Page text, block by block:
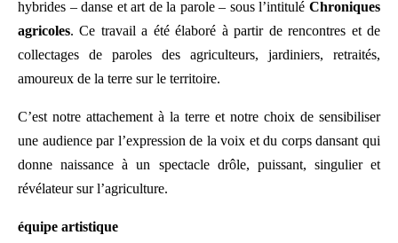
hybrides – danse et art de la parole – sous l’intitulé Chroniques
agricoles. Ce travail a été élaboré à partir de rencontres et de
collectages de paroles des agriculteurs, jardiniers, retraités,
amoureux de la terre sur le territoire.
C’est notre attachement à la terre et notre choix de sensibiliser
une audience par l’expression de la voix et du corps dansant qui
donne naissance à un spectacle drôle, puissant, singulier et
révélateur sur l’agriculture.
équipe artistique